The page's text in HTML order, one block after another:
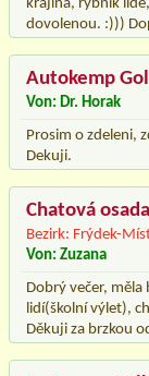
krajina, rybnik
dovolenou. :)))
Autokemp
Von: Dr. Horak
Prosim o zdeleni,
Dekuji.
Chatová
Bezirk: Frýdek-
Von: Zuzana
Dobrý večer,
lidí(školní výlet),
Děkuji za brzkou